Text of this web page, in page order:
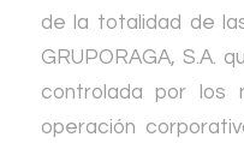
de la totalidad de
GRUPORAGA, S.A.
controlada por los
operación